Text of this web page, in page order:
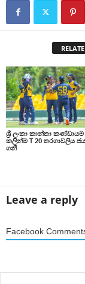
ශ්‍රී ලංකා කාන්තා කණ්ඩායම
කලින්ම T 20 තරගාවලිය ජය
ගනී
Leave a reply
Facebook